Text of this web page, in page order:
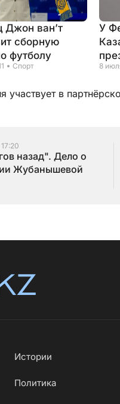
Джон ван’т
сборную
футболу
Спорт
У
8
участвует в
назад". Дело о
Жубанышевой
Истории
Политика